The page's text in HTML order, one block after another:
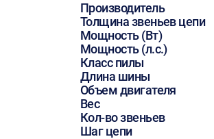
Производитель
Толщина звеньев цепи
Мощность (Вт)
Мощность (л.с.)
Класс пилы
Длина шины
Объем двигателя
Вес
Кол-во звеньев
Шаг цепи